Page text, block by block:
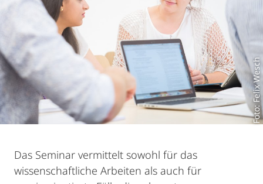
Foto: Felix Wesch
Das Seminar vermittelt sowohl für das
wissenschaftliche Arbeiten als auch für